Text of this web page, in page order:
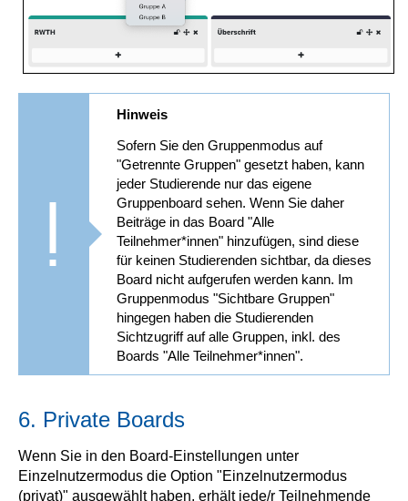
Hinweis
Sofern Sie den Gruppenmodus auf
"Getrennte Gruppen" gesetzt haben, kann
jeder Studierende nur das eigene
Gruppenboard sehen. Wenn Sie daher
Beiträge in das Board "Alle
Teilnehmer*innen" hinzufügen, sind diese
für keinen Studierenden sichtbar, da dieses
Board nicht aufgerufen werden kann. Im
Gruppenmodus "Sichtbare Gruppen"
hingegen haben die Studierenden
Sichtzugriff auf alle Gruppen, inkl. des
Boards "Alle Teilnehmer*innen".
6. Private Boards
Wenn Sie in den Board-Einstellungen unter
Einzelnutzermodus die Option "Einzelnutzermodus
(privat)" ausgewählt haben, erhält jede/r Teilnehmende